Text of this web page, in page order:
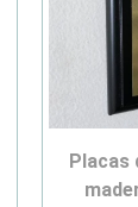
placas de reconocimiento en